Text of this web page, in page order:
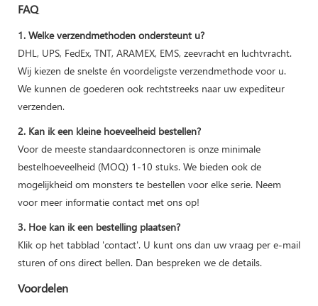
FAQ
1. Welke verzendmethoden ondersteunt u?
DHL, UPS, FedEx, TNT, ARAMEX, EMS, zeevracht en luchtvracht.
Wij kiezen de snelste én voordeligste verzendmethode voor u.
We kunnen de goederen ook rechtstreeks naar uw expediteur
verzenden.
2. Kan ik een kleine hoeveelheid bestellen?
Voor de meeste standaardconnectoren is onze minimale
bestelhoeveelheid (MOQ) 1-10 stuks. We bieden ook de
mogelijkheid om monsters te bestellen voor elke serie. Neem
voor meer informatie contact met ons op!
3. Hoe kan ik een bestelling plaatsen?
Klik op het tabblad 'contact'. U kunt ons dan uw vraag per e-mail
sturen of ons direct bellen. Dan bespreken we de details.
Voordelen